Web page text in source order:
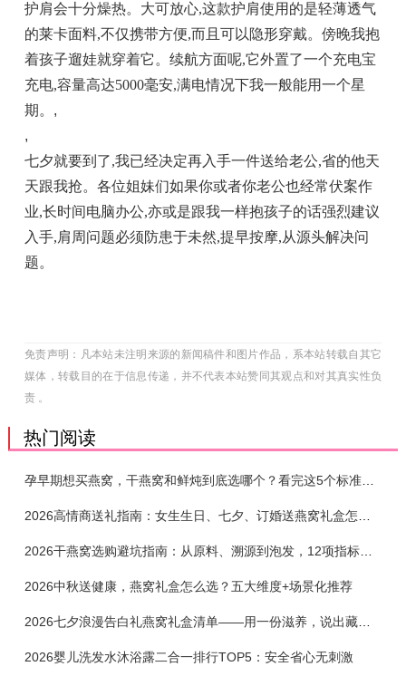
护肩会十分燥热。大可放心,这款护肩使用的是轻薄透气
的莱卡面料,不仅携带方便,而且可以隐形穿戴。傍晚我抱
着孩子遛娃就穿着它。续航方面呢,它外置了一个充电宝
充电,容量高达5000毫安,满电情况下我一般能用一个星
期。 ,
,
七夕就要到了,我已经决定再入手一件送给老公,省的他天
天跟我抢。各位姐妹们如果你或者你老公也经常伏案作
业,长时间电脑办公,亦或是跟我一样抱孩子的话强烈建议
入手,肩周问题必须防患于未然,提早按摩,从源头解决问
题。
免责声明：凡本站未注明来源的新闻稿件和图片作品，系本站转载自其它
媒体，转载目的在于信息传递，并不代表本站赞同其观点和对其真实性负
责 。
热门阅读
孕早期想买燕窝，干燕窝和鲜炖到底选哪个？看完这5个标准再下单
2026干燕窝选购避坑指南：从原料、溯源到泡发，12项指标判断靠谱燕窝
2026中秋送健康，燕窝礼盒怎么选？五大维度+场景化推荐
2026七夕浪漫告白礼燕窝礼盒清单——用一份滋养，说出藏在心底的爱
2026婴儿洗发水沐浴露二合一排行TOP5：安全省心无刺激